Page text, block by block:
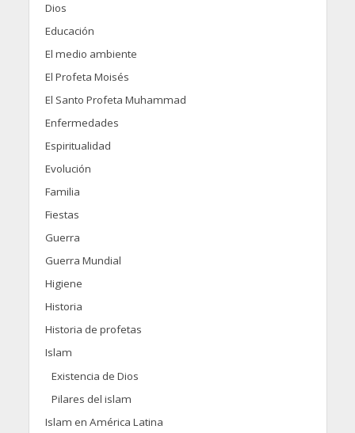
Dios
Educación
El medio ambiente
El Profeta Moisés
El Santo Profeta Muhammad
Enfermedades
Espiritualidad
Evolución
Familia
Fiestas
Guerra
Guerra Mundial
Higiene
Historia
Historia de profetas
Islam
Existencia de Dios
Pilares del islam
Islam en América Latina